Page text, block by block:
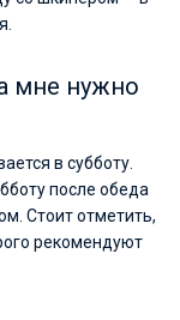
мне нужно
в субботу.
после обеда
Стоит отметить,
рекомендуют